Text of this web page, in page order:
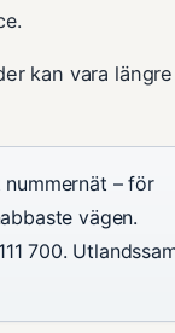
kan vara
– för
vägen.
700.